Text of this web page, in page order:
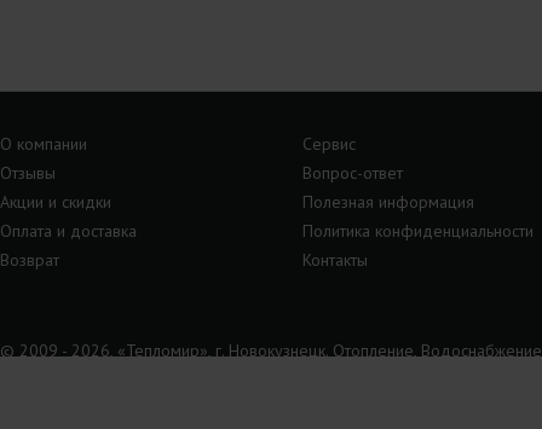
О компании
Сервис
Отзывы
Вопрос-ответ
Акции и скидки
Полезная информация
Оплата и доставка
Политика конфиденциальности
Возврат
Контакты
© 2009 - 2026, «Тепломир», г. Новокузнецк. Отопление,